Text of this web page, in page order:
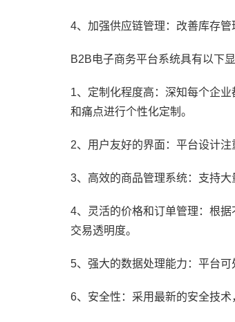
4、加强供应链管理：改善库存管
B2B电子商务平台系统具有以下显
1、定制化程度高：深知每个企
和痛点进行个性化定制。
2、用户友好的界面：平台设计
3、高效的商品管理系统：支持
4、灵活的价格和订单管理：根
交易透明度。
5、强大的数据处理能力：平台
6、安全性：采用最新的安全技